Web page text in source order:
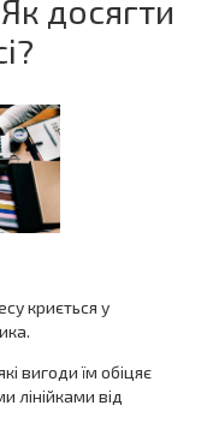
досягти
криється у
вигоди їм обіцяє
лінійками від